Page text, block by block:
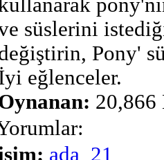
süslerini
Pony'
eğlenceler.
20,866
ada_21